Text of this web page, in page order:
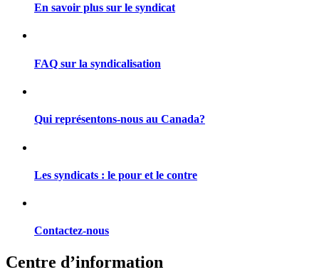
En savoir plus sur le syndicat
FAQ sur la syndicalisation
Qui représentons-nous au Canada?
Les syndicats : le pour et le contre
Contactez-nous
Centre d’information